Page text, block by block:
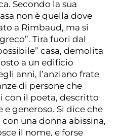
Secondo la sua
non è quella dove
a Rimbaud, ma si
Tira fuori dal
casa, demolita
a un edificio
anni, l’anziano frate
di persone che
con il poeta, descritto
generoso. Si dice che
una donna abissina,
il nome, e forse